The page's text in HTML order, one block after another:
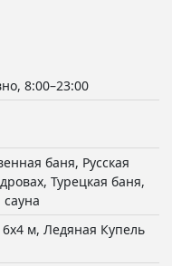
8:00–23:00
баня, Русская
Турецкая баня,
6х4 м, Ледяная Купель